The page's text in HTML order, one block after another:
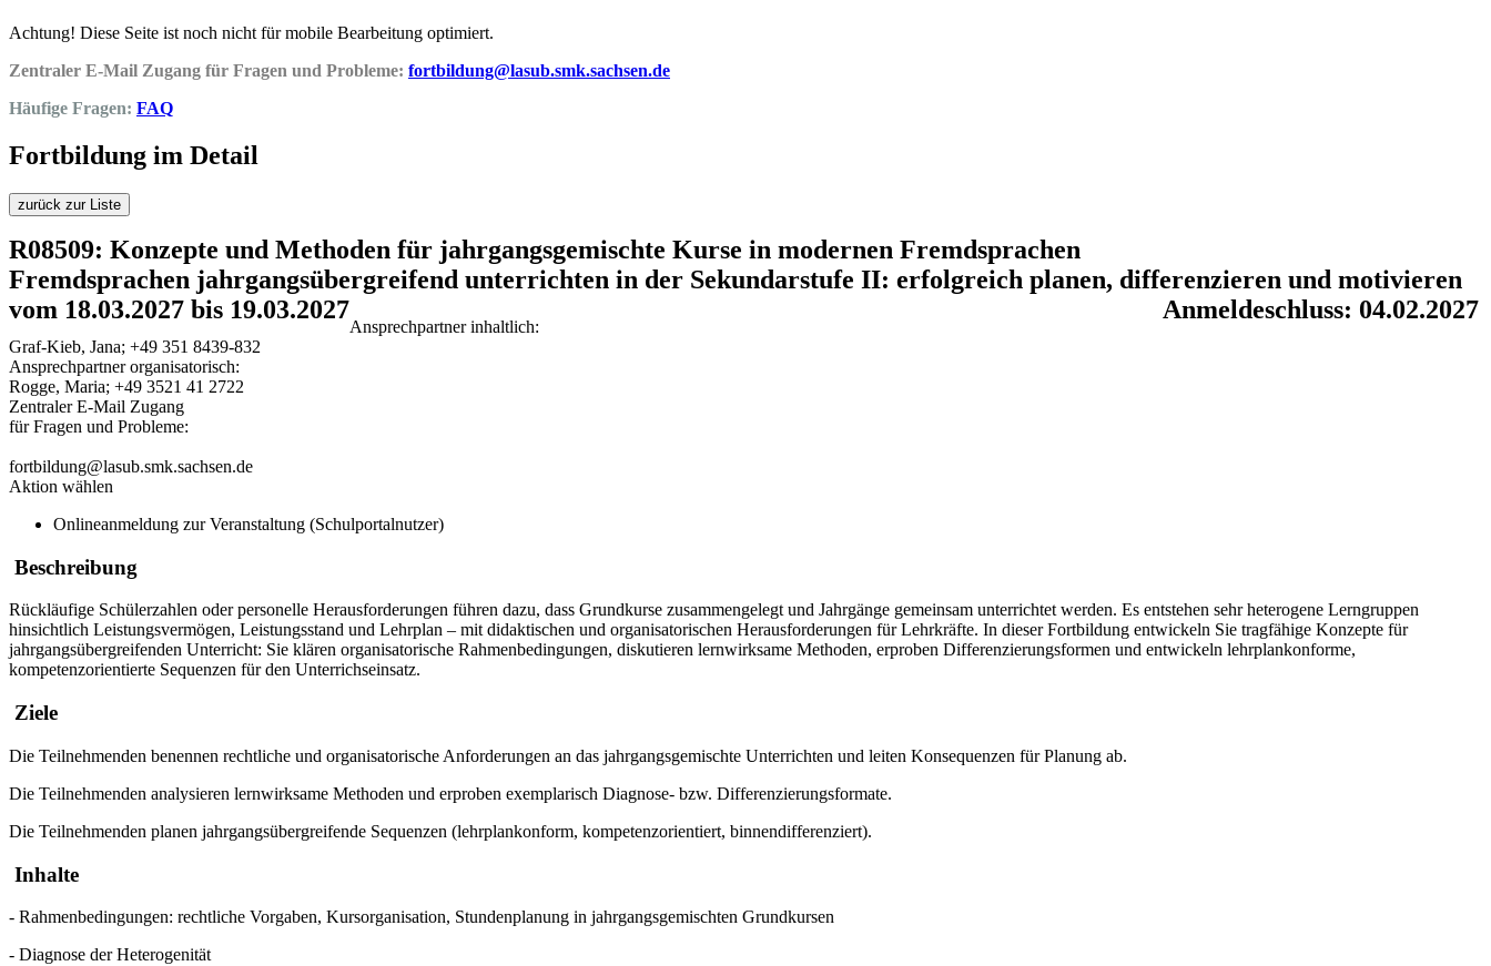
Achtung! Diese Seite ist noch nicht für mobile Bearbeitung optimiert.
Zentraler E-Mail Zugang für Fragen und Probleme: fortbildung@lasub.smk.sachsen.de
Häufige Fragen: FAQ
Fortbildung im Detail
zurück zur Liste
R08509: Konzepte und Methoden für jahrgangsgemischte Kurse in modernen Fremdsprachen
Fremdsprachen jahrgangsübergreifend unterrichten in der Sekundarstufe II: erfolgreich planen, differenzieren und motivieren
vom 18.03.2027 bis 19.03.2027
Anmeldeschluss: 04.02.2027
Ansprechpartner inhaltlich:
Graf-Kieb, Jana; +49 351 8439-832
Ansprechpartner organisatorisch:
Rogge, Maria; +49 3521 41 2722
Zentraler E-Mail Zugang
für Fragen und Probleme:
fortbildung@lasub.smk.sachsen.de
Aktion wählen
Onlineanmeldung zur Veranstaltung (Schulportalnutzer)
Beschreibung
Rückläufige Schülerzahlen oder personelle Herausforderungen führen dazu, dass Grundkurse zusammengelegt und Jahrgänge gemeinsam unterrichtet werden. Es entstehen sehr heterogene Lerngruppen
hinsichtlich Leistungsvermögen, Leistungsstand und Lehrplan – mit didaktischen und organisatorischen Herausforderungen für Lehrkräfte. In dieser Fortbildung entwickeln Sie tragfähige Konzepte für
jahrgangsübergreifenden Unterricht: Sie klären organisatorische Rahmenbedingungen, diskutieren lernwirksame Methoden, erproben Differenzierungsformen und entwickeln lehrplankonforme,
kompetenzorientierte Sequenzen für den Unterrichseinsatz.
Ziele
Die Teilnehmenden benennen rechtliche und organisatorische Anforderungen an das jahrgangsgemischte Unterrichten und leiten Konsequenzen für Planung ab.
Die Teilnehmenden analysieren lernwirksame Methoden und erproben exemplarisch Diagnose- bzw. Differenzierungsformate.
Die Teilnehmenden planen jahrgangsübergreifende Sequenzen (lehrplankonform, kompetenzorientiert, binnendifferenziert).
Inhalte
- Rahmenbedingungen: rechtliche Vorgaben, Kursorganisation, Stundenplanung in jahrgangsgemischten Grundkursen
- Diagnose der Heterogenität